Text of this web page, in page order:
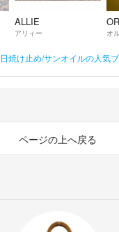
ALLIE
アリィー オ
日焼け止め/サンオイルの人気
ページの上へ戻る